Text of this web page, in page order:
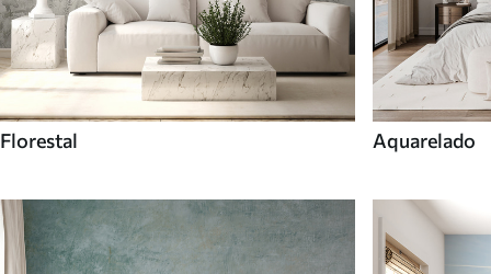
Florestal Aquarelado